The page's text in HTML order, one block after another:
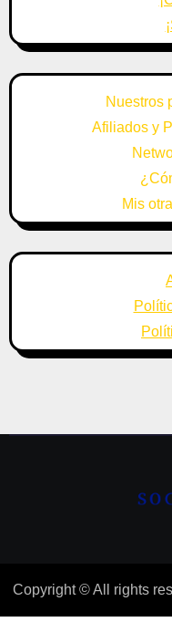
Nuestros
Afiliados y
Mis
Copyright © All rights